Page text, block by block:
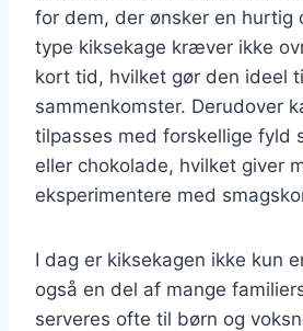
for dem, der ønsker en hurtig
type kiksekage kræver ikke
kort tid, hvilket gør den ideel
sammenkomster. Derudover
tilpasses med forskellige fyld
eller chokolade, hvilket giver
eksperimentere med
I dag er kiksekagen ikke kun
også en del af mange
serveres ofte til børn og